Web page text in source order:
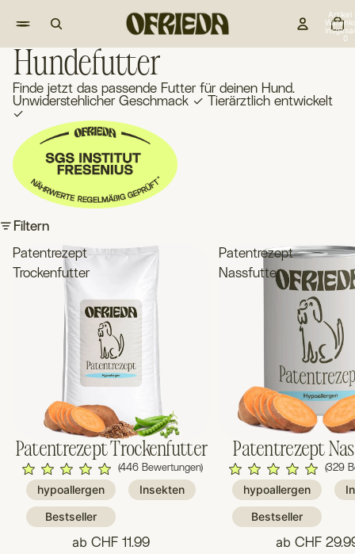
Artikel
0
Hundefutter
Finde jetzt das passende Futter für deinen Hund.
Unwiderstehlicher Geschmack ✓ Tierärztlich entwickelt
✓
Filtern
Patentrezept
Trockenfutter
Patentrezept Trockenfutter
(446 Bewertungen)
hypoallergen
Insekten
Bestseller
ab CHF 11.99
Patentrezept
Nassfutter
Patentrezept
(329
hypoallergen
Bestseller
ab CHF